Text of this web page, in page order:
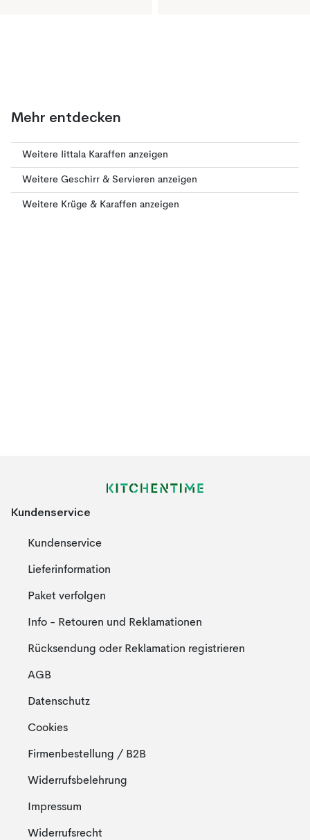
Mehr entdecken
Weitere Iittala Karaffen anzeigen
Weitere Geschirr & Servieren anzeigen
Weitere Krüge & Karaffen anzeigen
Kundenservice
Kundenservice
Lieferinformation
Paket verfolgen
Info - Retouren und Reklamationen
Rücksendung oder Reklamation registrieren
AGB
Datenschutz
Cookies
Firmenbestellung / B2B
Widerrufsbelehrung
Impressum
Widerrufsrecht